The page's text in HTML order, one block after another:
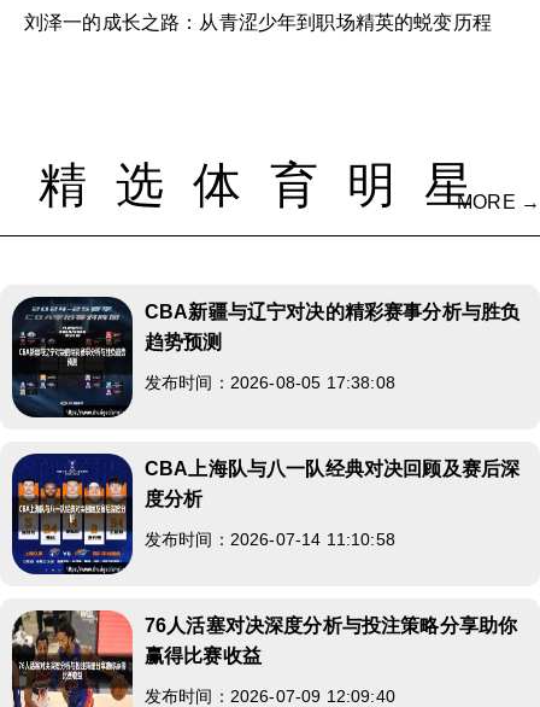
刘泽一的成长之路：从青涩少年到职场精英的蜕变历程
精选体育明星
MORE →
CBA新疆与辽宁对决的精彩赛事分析与胜负
趋势预测
发布时间：2026-08-05 17:38:08
CBA上海队与八一队经典对决回顾及赛后深
度分析
发布时间：2026-07-14 11:10:58
76人活塞对决深度分析与投注策略分享助你
赢得比赛收益
发布时间：2026-07-09 12:09:40